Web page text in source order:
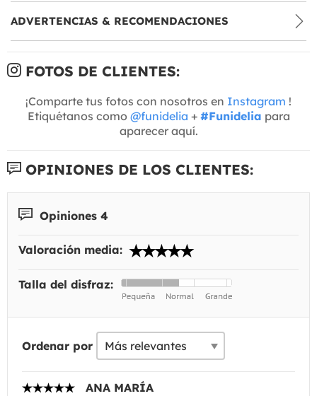
ADVERTENCIAS & RECOMENDACIONES
FOTOS DE CLIENTES:
¡Comparte tus fotos con nosotros en Instagram !
Etiquétanos como @funidelia + #Funidelia para
aparecer aquí.
OPINIONES DE LOS CLIENTES:
Opiniones 4
Valoración media:
Talla del disfraz:
Ordenar por
ANA MARÍA